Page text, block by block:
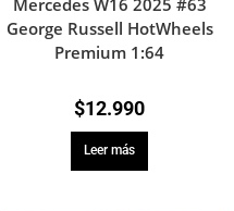
Mercedes W16 2025 #63
George Russell HotWheels
Premium 1:64
$12.990
Leer más